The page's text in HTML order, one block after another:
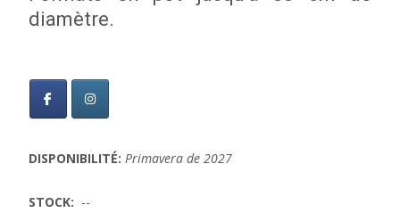
diamètre.
DISPONIBILITÉ: Primavera de 2027
STOCK: --